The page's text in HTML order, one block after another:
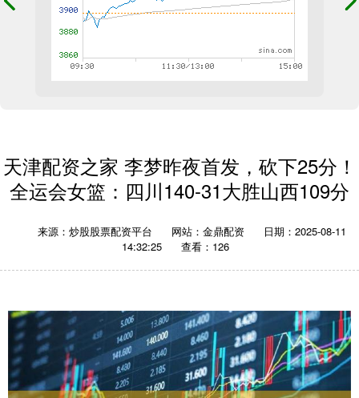
天津配资之家 李梦昨夜首发，砍下25分！
全运会女篮：四川140-31大胜山西109分
来源：炒股股票配资平台 网站：金鼎配资
日期：2025-08-11
14:32:25
查看：126